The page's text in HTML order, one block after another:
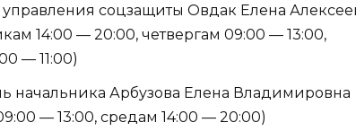
соцзащиты Овдак Елена
14:00 — 20:00, четвергам 09:00 — 13:00,
— 11:00)
начальника Арбузова Елена Владимировна
— 13:00, средам 14:00 — 20:00)